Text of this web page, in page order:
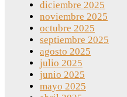
diciembre 2025
noviembre 2025
octubre 2025
septiembre 2025
agosto 2025
julio 2025
junio 2025
mayo 2025